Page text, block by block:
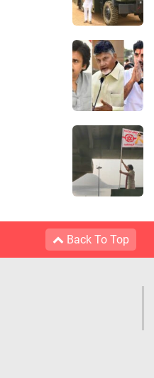
Back To Top